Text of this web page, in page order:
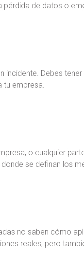
de datos o
Debes
tu empresa.
o cualquier
se definan los
no saben cómo
reales, pero